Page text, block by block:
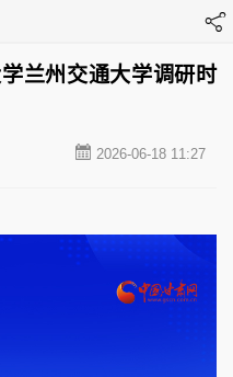
兰州交通大学调研时
2026-06-18 11:27